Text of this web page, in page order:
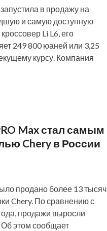
в продажу на
и самую доступную
Li L6, его
249 800 юаней или 3,25
курсу. Компания
Max стал самым
Chery в России
продано более 13 тысяч
Chery. По сравнению с
продажи выросли
Об этом сообщает